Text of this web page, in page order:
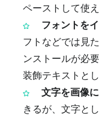
ペーストして使
フォントを
フトなどでは見
ンストールが必
装飾テキストと
文字を画像
きるが、文字と